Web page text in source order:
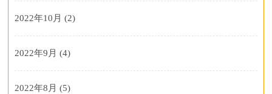
2022年10月 (2)
2022年9月 (4)
2022年8月 (5)